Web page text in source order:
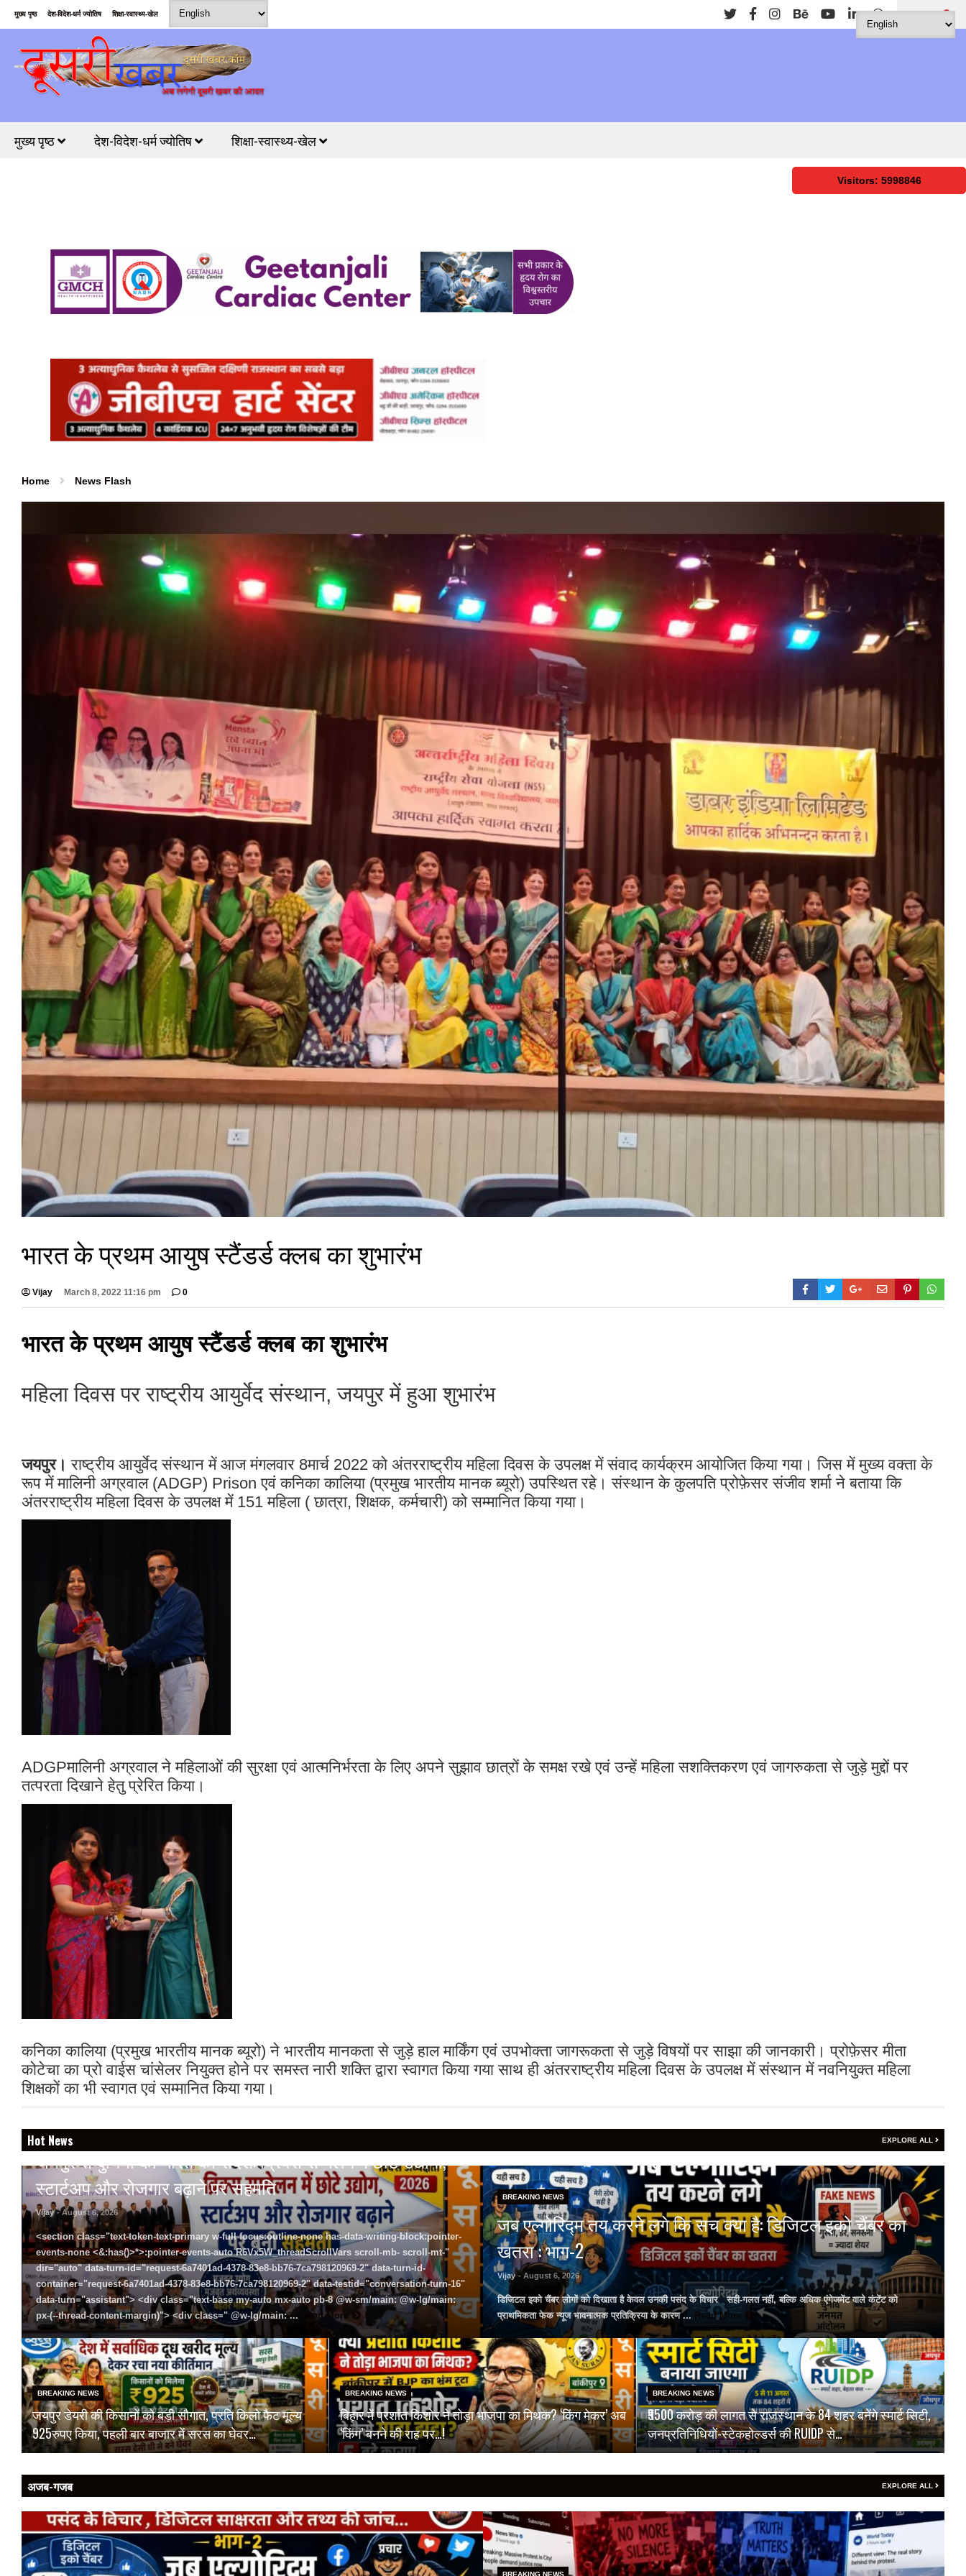
मुख्य पृष्ठ देश-विदेश-धर्म ज्योतिष शिक्षा-स्वास्थ्य-खेल
मुख्य पृष्ठ देश-विदेश-धर्म ज्योतिष शिक्षा-स्वास्थ्य-खेल
Visitors: 5998846
Home News Flash
भारत के प्रथम आयुष स्टैंडर्ड क्लब का शुभारंभ
Vijay March 8, 2022 11:16 pm 0
भारत के प्रथम आयुष स्टैंडर्ड क्लब का शुभारंभ
महिला दिवस पर राष्ट्रीय आयुर्वेद संस्थान, जयपुर में हुआ शुभारंभ
जयपुर। राष्ट्रीय आयुर्वेद संस्थान में आज मंगलवार 8मार्च 2022 को अंतरराष्ट्रीय महिला दिवस के उपलक्ष में संवाद कार्यक्रम आयोजित किया गया। जिस में मुख्य वक्ता के
रूप में मालिनी अग्रवाल (ADGP) Prison एवं कनिका कालिया (प्रमुख भारतीय मानक ब्यूरो) उपस्थित रहे। संस्थान के कुलपति प्रोफ़ेसर संजीव शर्मा ने बताया कि
अंतरराष्ट्रीय महिला दिवस के उपलक्ष में 151 महिला ( छात्रा, शिक्षक, कर्मचारी) को सम्मानित किया गया।
ADGPमालिनी अग्रवाल ने महिलाओं की सुरक्षा एवं आत्मनिर्भरता के लिए अपने सुझाव छात्रों के समक्ष रखे एवं उन्हें महिला सशक्तिकरण एवं जागरुकता से जुड़े मुद्दों पर
तत्परता दिखाने हेतु प्रेरित किया।
कनिका कालिया (प्रमुख भारतीय मानक ब्यूरो) ने भारतीय मानकता से जुड़े हाल मार्किंग एवं उपभोक्ता जागरूकता से जुड़े विषयों पर साझा की जानकारी। प्रोफ़ेसर मीता
कोटेचा का प्रो वाईस चांसेलर नियुक्त होने पर समस्त नारी शक्ति द्वारा स्वागत किया गया साथ ही अंतरराष्ट्रीय महिला दिवस के उपलक्ष में संस्थान में नवनियुक्त महिला
शिक्षकों का भी स्वागत एवं सम्मानित किया गया।
Hot News EXPLORE ALL
BREAKING NEWS
जयपुर से दुनिया को भारत का संदेश: ब्रिक्स सम्मेलन में छोटे उद्योगों,
स्टार्टअप और रोजगार बढ़ाने पर सहमति
Vijay - August 6, 2026
<section class="text-token-text-primary w-full focus:outline-none has-data-writing-block:pointer-
events-none <&:has()>*>:pointer-events-auto R6Vx5W_threadScrollVars scroll-mb- scroll-mt-"
dir="auto" data-turn-id="request-6a7401ad-4378-83e8-bb76-7ca798120969-2" data-turn-id-
container="request-6a7401ad-4378-83e8-bb76-7ca798120969-2" data-testid="conversation-turn-16"
data-turn="assistant"> <div class="text-base my-auto mx-auto pb-8 @w-sm/main: @w-lg/main:
px-(--thread-content-margin)"> <div class=" @w-lg/main: ...
Read More
BREAKING NEWS
जब एल्गोरिद्म तय करने लगे कि सच क्या है: डिजिटल इको चैंबर का
खतरा : भाग-2
Vijay - August 6, 2026
डिजिटल इको चैंबर लोगों को दिखाता है केवल उनकी पसंद के विचार सही-गलत नहीं, बल्कि अधिक एंगेजमेंट वाले कंटेंट को
प्राथमिकता फेक न्यूज भावनात्मक प्रतिक्रिया के कारण ... Read More
BREAKING NEWS
जयपुर डेयरी की किसानों को बड़ी सौगात, प्रति किलो फैट मूल्य
925रुपए किया, पहली बार बाजार में सरस का घेवर…
BREAKING NEWS
बिहार में प्रशांत किशोर ने तोड़ा भाजपा का मिथक? ‘किंग मेकर’ अब
‘किंग’ बनने की राह पर…!
BREAKING NEWS
₹9500 करोड़ की लागत से राजस्थान के 84 शहर बनेंगे स्मार्ट सिटी,
जनप्रतिनिधियों-स्टेकहोल्डर्स की RUIDP से…
अजब-गजब EXPLORE ALL
BREAKING NEWS